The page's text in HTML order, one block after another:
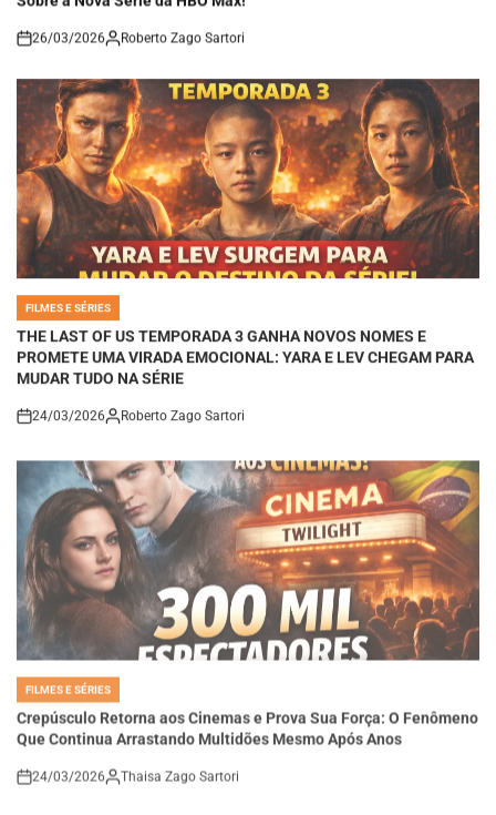
on
POSTED
INTHE LAST OF US TEMPORADA 3 GANHA NOVOS NOMES E
PROMETE UMA VIRADA EMOCIONAL: YARA E LEV CHEGAM PARA
MUDAR TUDO NA SÉRIE
POSTED
IN
FILMES E SÉRIES
Crepúsculo Retorna aos Cinemas e Prova Sua Força: O Fenômeno
Que Continua Arrastando Multidões Mesmo Após Anos
on
24/03/2026 Thaisa Zago Sartori